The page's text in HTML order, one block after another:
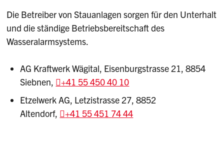
Die Betreiber von Stauanlagen sorgen für den Unterhalt
und die ständige Betriebsbereitschaft des
Wasseralarmsystems.
AG Kraftwerk Wägital, Eisenburgstrasse 21, 8854
Siebnen,
+41 55 450 40 10
Etzelwerk AG, Letzistrasse 27, 8852
Altendorf,
+41 55 451 74 44